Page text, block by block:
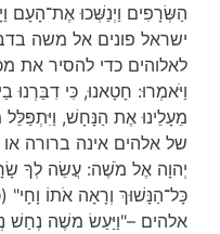
הַשְּׂרָפִים וַיְנַשְּׁכוּ אֶת־הָעָם
ישראל פונים אל משה
לאלוהים כדי להסיר את
וַיֹּאמְרוּ: חָטָאנוּ, כִּי דִבַּרְנוּ
מֵעָלֵינוּ אֶת הַנָּחָשׁ,
של אלהים אינה ברורה
יְהוָה אֶל מֹשֶׁה: עֲשֵׂה לְךָ
כָּל־הַנָּשׁוּךְ וְרָאָה אֹתוֹ
אלהים –"וַיַּעַשׂ משֶׁה נְחַשׁ